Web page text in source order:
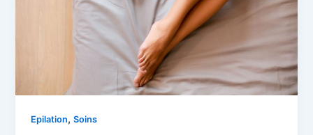
Epilation,Soins